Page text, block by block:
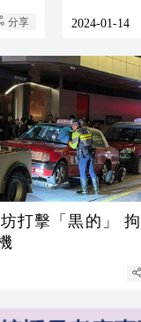
分享 2024-01-14
打擊「黒的」